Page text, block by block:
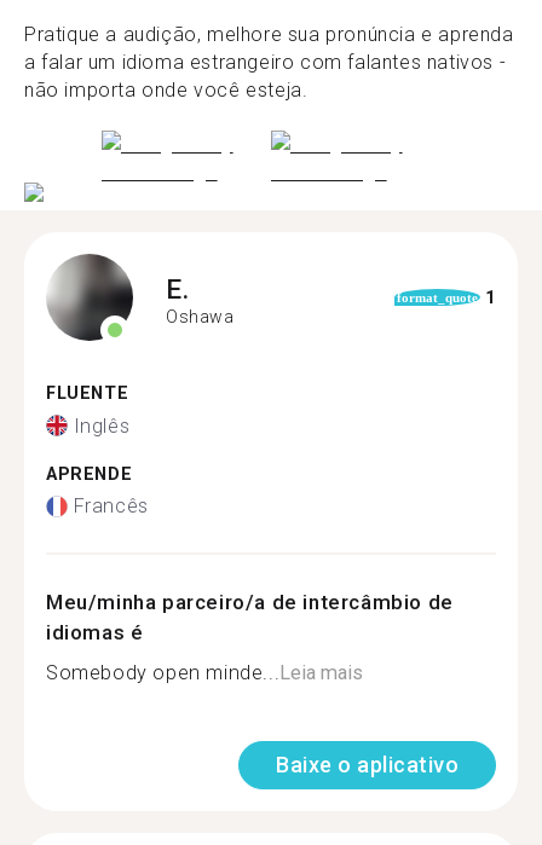
Pratique a audição, melhore sua pronúncia e aprenda
a falar um idioma estrangeiro com falantes nativos -
não importa onde você esteja.
E.
Oshawa
format_quote 1
FLUENTE
Inglês
APRENDE
Francês
Meu/minha parceiro/a de intercâmbio de
idiomas é
Somebody open minde...Leia mais
Baixe o aplicativo